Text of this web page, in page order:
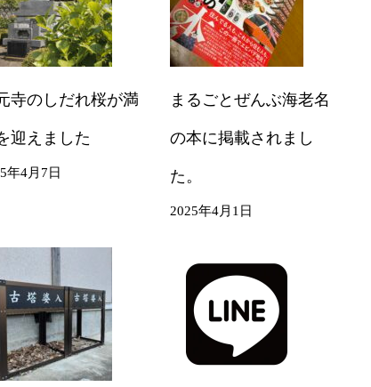
寺のしだれ桜が満
迎えました
年4月7日
まるごとぜんぶ海老名
の本に掲載されまし
た。
2025年4月1日